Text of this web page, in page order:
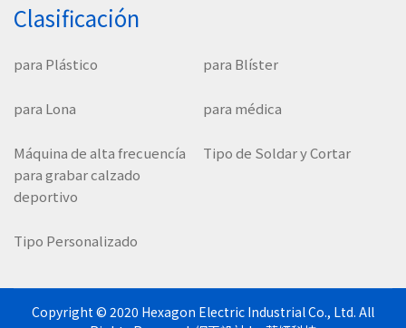
Clasificación
para Plástico para Blíster
para Lona para médica
Máquina de alta frecuencía
para grabar calzado
deportivo
Tipo de Soldar y Cortar
Tipo Personalizado
Copyright © 2020 Hexagon Electric Industrial Co., Ltd. All